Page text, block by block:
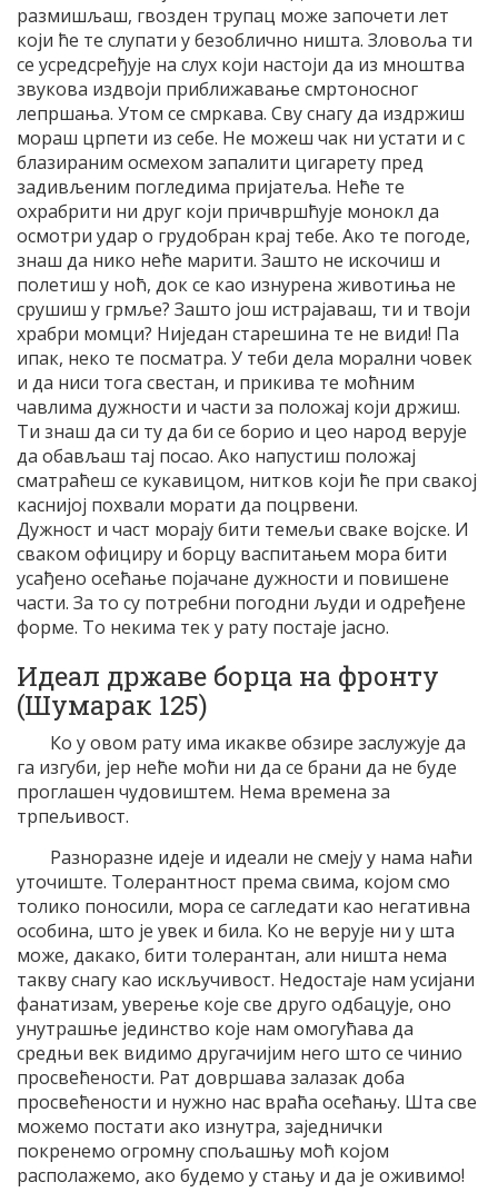
размишљаш, гвозден трупац може започети лет
који ће те слупати у безоблично ништа. Зловоља ти
се усредсређује на слух који настоји да из мноштва
звукова издвоји приближавање смртоносног
лепршања. Утом се смркава. Сву снагу да издржиш
мораш црпети из себе. Не можеш чак ни устати и с
блазираним осмехом запалити цигарету пред
задивљеним погледима пријатеља. Неће те
охрабрити ни друг који причвршћује монокл да
осмотри удар о грудобран крај тебе. Ако те погоде,
знаш да нико неће марити. Зашто не искочиш и
полетиш у ноћ, док се као изнурена животиња не
срушиш у грмље? Зашто још истрајаваш, ти и твоји
храбри момци? Ниједан старешина те не види! Па
ипак, неко те посматра. У теби дела морални човек
и да ниси тога свестан, и прикива те моћним
чавлима дужности и части за положај који држиш.
Ти знаш да си ту да би се борио и цео народ верује
да обављаш тај посао. Ако напустиш положај
сматраћеш се кукавицом, нитков који ће при свакој
каснијој похвали морати да поцрвени.
Дужност и част морају бити темељи сваке војске. И
сваком официру и борцу васпитањем мора бити
усађено осећање појачане дужности и повишене
части. За то су потребни погодни људи и одређене
форме. То некима тек у рату постаје јасно.
Идеал државе борца на фронту
(Шумарак 125)
Ко у овом рату има икакве обзире заслужује да
га изгуби, јер неће моћи ни да се брани да не буде
проглашен чудовиштем. Нема времена за
трпељивост.
Разноразне идеје и идеали не смеју у нама наћи
уточиште. Толерантност према свима, којом смо
толико поносили, мора се сагледати као негативна
особина, што је увек и била. Ко не верује ни у шта
може, дакако, бити толерантан, али ништа нема
такву снагу као искључивост. Недостаје нам усијани
фанатизам, уверење које све друго одбацује, оно
унутрашње јединство које нам омогућава да
средњи век видимо другачијим него што се чинио
просвећености. Рат довршава залазак доба
просвећености и нужно нас враћа осећању. Шта све
можемо постати ако изнутра, заједнички
покренемо огромну спољашњу моћ којом
располажемо, ако будемо у стању и да је оживимо!